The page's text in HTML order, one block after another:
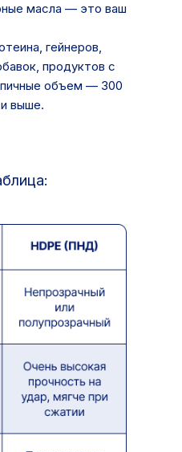
масла — это ваш
гейнеров,
продуктов с
объем — 300
выше.